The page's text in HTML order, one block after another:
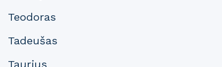
Teodoras
Tadeušas
Taurius